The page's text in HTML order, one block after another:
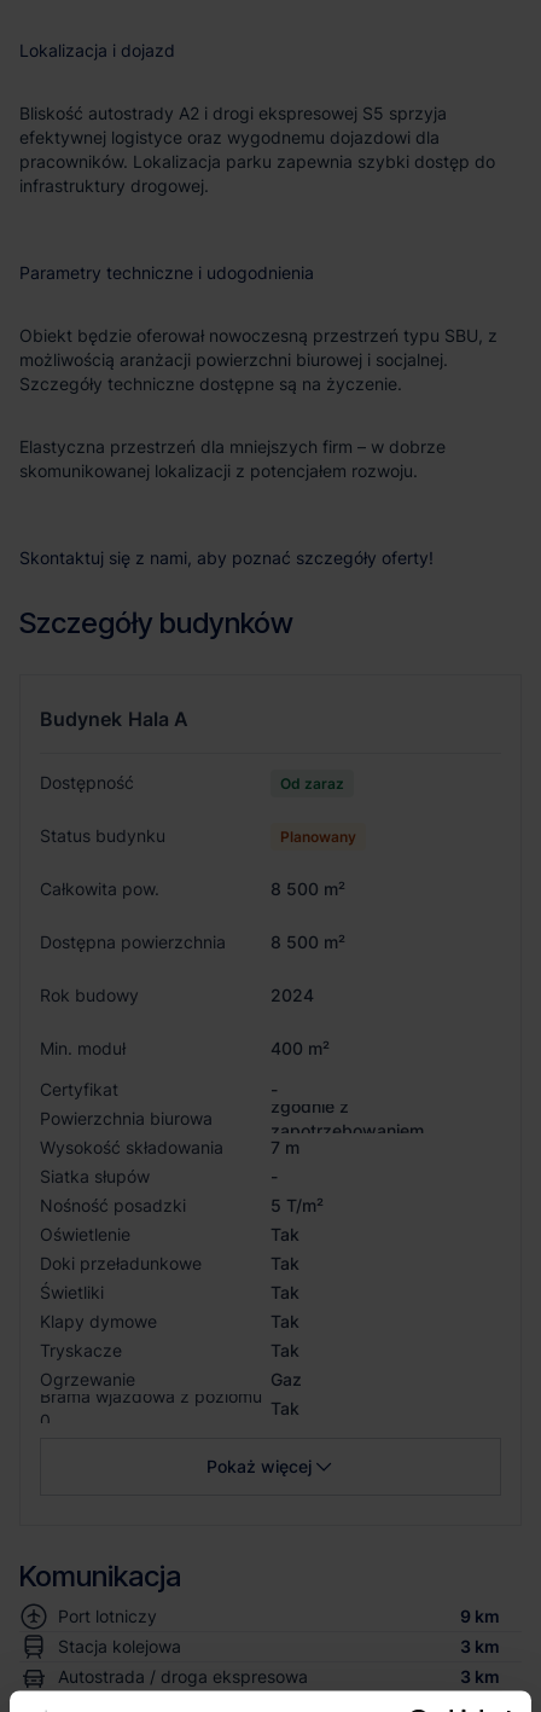
Lokalizacja i dojazd
Bliskość autostrady A2 i drogi ekspresowej S5 sprzyja
efektywnej logistyce oraz wygodnemu dojazdowi dla
pracowników. Lokalizacja parku zapewnia szybki dostęp do
infrastruktury drogowej.
Parametry techniczne i udogodnienia
Obiekt będzie oferował nowoczesną przestrzeń typu SBU, z
możliwością aranżacji powierzchni biurowej i socjalnej.
Szczegóły techniczne dostępne są na życzenie.
Elastyczna przestrzeń dla mniejszych firm – w dobrze
skomunikowanej lokalizacji z potencjałem rozwoju.
Skontaktuj się z nami, aby poznać szczegóły oferty!
Szczegóły budynków
Budynek Hala A
Dostępność Od zaraz
Status budynku Planowany
Całkowita pow. 8 500 m²
Dostępna powierzchnia 8 500 m²
Rok budowy 2024
Min. moduł
400 m²
Certyfikat
-
Powierzchnia biurowa
zgodnie z
zapotrzebowaniem
Wysokość składowania
7 m
Siatka słupów
-
Nośność posadzki
5 T/m²
Oświetlenie
Tak
Doki przeładunkowe
Tak
Świetliki
Tak
Klapy dymowe
Tak
Tryskacze
Tak
Ogrzewanie
Gaz
Brama wjazdowa z poziomu
0
Tak
Pokaż więcej
Komunikacja
Port lotniczy
9 km
Stacja kolejowa
3 km
Autostrada / droga ekspresowa
3 km
< 1 km